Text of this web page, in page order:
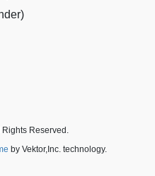
Reserved.
by Vektor,Inc. technology.